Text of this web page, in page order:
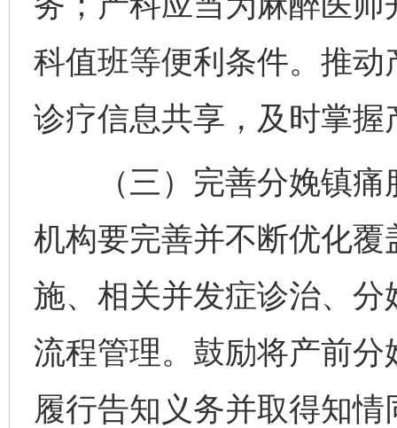
科值班等便利条件。推
诊疗信息共享，及时掌握
（三）完善分娩镇痛
机构要完善并不断优化
施、相关并发症诊治、
流程管理。鼓励将产前
履行告知义务并取得知